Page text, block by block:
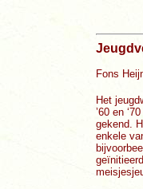
Fons
Het
’60 en
gekend.
enkele